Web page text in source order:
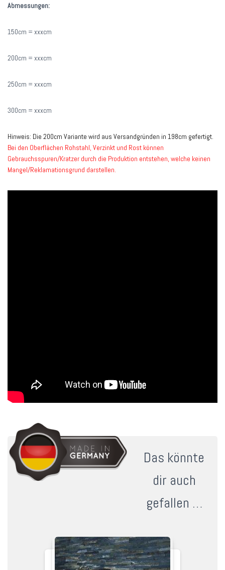
Abmessungen:
150cm = xxxcm
200cm = xxxcm
250cm = xxxcm
300cm = xxxcm
Hinweis: Die 200cm Variante wird aus Versandgründen in 198cm gefertigt.
Bei den Oberflächen Rohstahl, Verzinkt und Rost können
Gebrauchsspuren/Kratzer durch die Produktion entstehen, welche keinen
Mangel/Reklamationsgrund darstellen.
Das könnte
dir auch
gefallen …